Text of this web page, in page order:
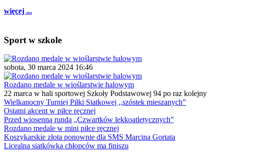
więcej ...
Sport w szkole
sobota, 30 marca 2024 16:46
Rozdano medale w wioślarstwie halowym
22 marca w hali sportowej Szkoły Podstawowej 94 po raz kolejny
Wielkanocny Turniej Piłki Siatkowej ,,szóstek mieszanych”
Ostatni akcent w piłce ręcznej
Przed wiosenną rundą „Czwartków lekkoatletycznych”
Rozdano medale w mini piłce ręcznej
Koszykarskie złota ponownie dla SMS Marcina Gortata
Licealna siatkówka chłopców ma finiszu